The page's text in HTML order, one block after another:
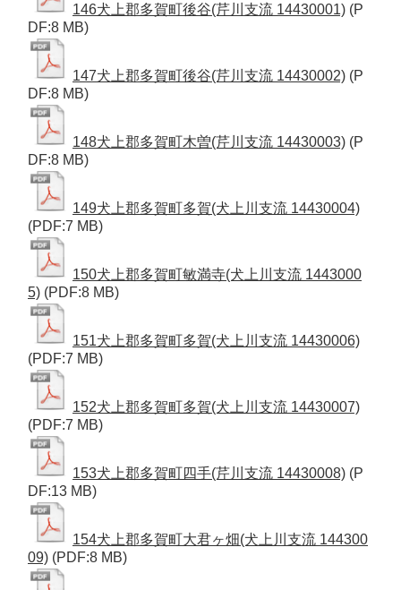
146犬上郡多賀町後谷(芹川支流 14430001) (P
DF:8 MB)
147犬上郡多賀町後谷(芹川支流 14430002) (P
DF:8 MB)
148犬上郡多賀町木曽(芹川支流 14430003) (P
DF:8 MB)
149犬上郡多賀町多賀(犬上川支流 14430004)
(PDF:7 MB)
150犬上郡多賀町敏満寺(犬上川支流 1443000
5) (PDF:8 MB)
151犬上郡多賀町多賀(犬上川支流 14430006)
(PDF:7 MB)
152犬上郡多賀町多賀(犬上川支流 14430007)
(PDF:7 MB)
153犬上郡多賀町四手(芹川支流 14430008) (P
DF:13 MB)
154犬上郡多賀町大君ヶ畑(犬上川支流 144300
09) (PDF:8 MB)